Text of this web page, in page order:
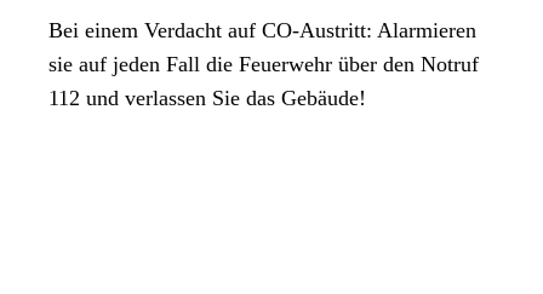
Bei einem Verdacht auf CO-Austritt: Alarmieren
sie auf jeden Fall die Feuerwehr über den Notruf
112 und verlassen Sie das Gebäude!